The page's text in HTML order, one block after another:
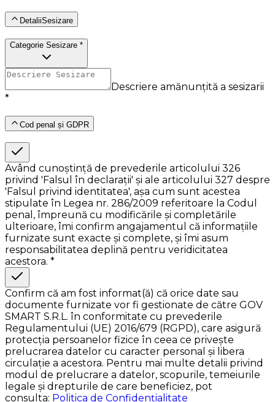
DetaliiSesizare
Categorie Sesizare *
Descriere amănunțită a sesizarii
*
Cod penal și GDPR
Având cunoștință de prevederile articolului 326
privind 'Falsul în declarații' și ale articolului 327 despre
'Falsul privind identitatea', așa cum sunt acestea
stipulate în Legea nr. 286/2009 referitoare la Codul
penal, împreună cu modificările și completările
ulterioare, îmi confirm angajamentul că informațiile
furnizate sunt exacte și complete, și îmi asum
responsabilitatea deplină pentru veridicitatea
acestora. *
Confirm că am fost informat(ă) că orice date sau
documente furnizate vor fi gestionate de către GOV
SMART S.R.L. în conformitate cu prevederile
Regulamentului (UE) 2016/679 (RGPD), care asigură
protecția persoanelor fizice în ceea ce privește
prelucrarea datelor cu caracter personal și libera
circulație a acestora. Pentru mai multe detalii privind
modul de prelucrare a datelor, scopurile, temeiurile
legale și drepturile de care beneficiez, pot
consulta: Politica de Confidențialitate